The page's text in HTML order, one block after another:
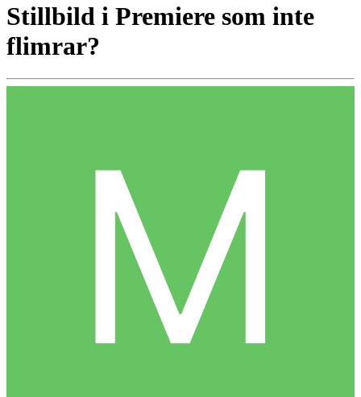
Stillbild i Premiere som inte
flimrar?